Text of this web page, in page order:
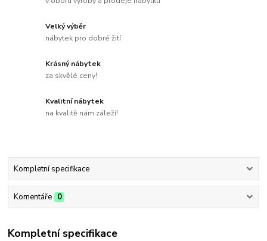
Velký výběr
nábytek pro dobré žití
Krásný nábytek
za skvělé ceny!
Kvalitní nábytek
na kvalitě nám záleží!
Kompletní specifikace
Komentáře 0
Kompletní specifikace